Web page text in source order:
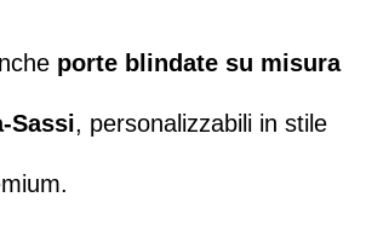
porte blindate su misura
Sassi, personalizzabili in stile